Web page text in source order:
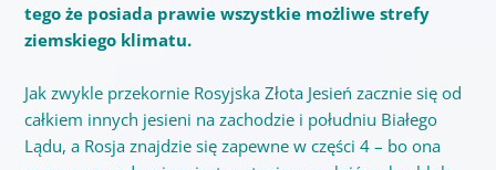
tego że posiada prawie wszystkie możliwe strefy
ziemskiego klimatu.
Jak zwykle przekornie Rosyjska Złota Jesień zacznie się od
całkiem innych jesieni na zachodzie i południu Białego
Lądu, a Rosja znajdzie się zapewne w części 4 – bo ona